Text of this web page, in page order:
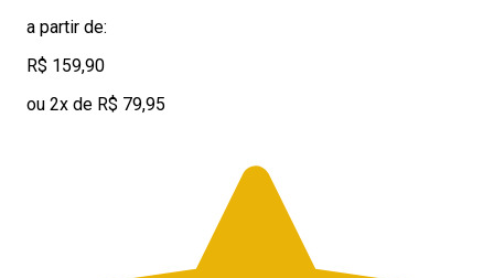
a partir de:
R$ 159,90
ou 2x de R$ 79,95